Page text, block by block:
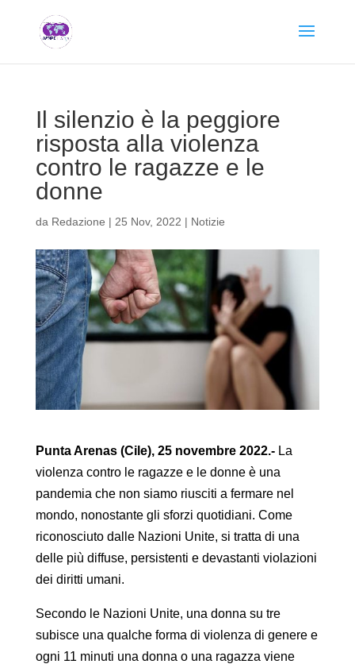
Il silenzio è la peggiore
risposta alla violenza
contro le ragazze e le
donne
da Redazione | 25 Nov, 2022 | Notizie
Punta Arenas (Cile), 25 novembre 2022.-La
violenza contro le ragazze e le donne è una
pandemia che non siamo riusciti a fermare nel
mondo, nonostante gli sforzi quotidiani. Come
riconosciuto dalle Nazioni Unite, si tratta di una
delle più diffuse, persistenti e devastanti violazioni
dei diritti umani.
Secondo le Nazioni Unite, una donna su tre
subisce una qualche forma di violenza di genere e
ogni 11 minuti una donna o una ragazza viene